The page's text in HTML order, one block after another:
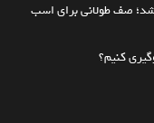
تا پایان سال ۲۰۲۷ فروخته شد؛ صف طولانی برای اسب
کنیم؟